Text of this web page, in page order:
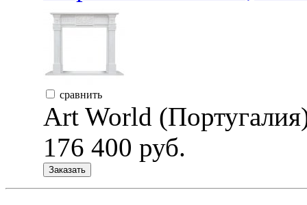
сравнить
Art World
176 400 руб.
Заказать